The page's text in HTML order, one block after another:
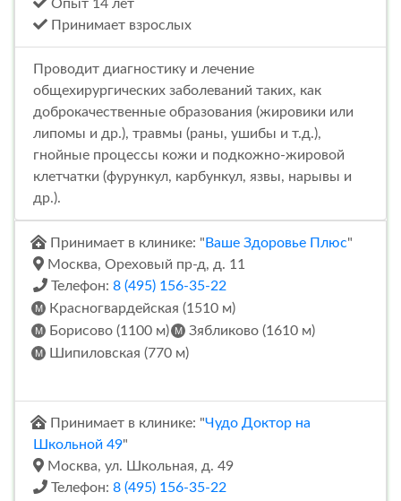
Опыт 14 лет
Принимает взрослых
Проводит диагностику и лечение
общехирургических заболеваний таких, как
доброкачественные образования (жировики или
липомы и др.), травмы (раны, ушибы и т.д.),
гнойные процессы кожи и подкожно-жировой
клетчатки (фурункул, карбункул, язвы, нарывы и
др.).
Принимает в клинике: " Ваше Здоровье Плюс"
Москва, Ореховый пр-д, д. 11
Телефон: 8 (495) 156-35-22
Красногвардейская (1510 м)
Борисово (1100 м)
Зябликово (1610 м)
Шипиловская (770 м)
Принимает в клинике: "Чудо Доктор на
Школьной 49"
Москва, ул. Школьная, д. 49
Телефон: 8 (495) 156-35-22